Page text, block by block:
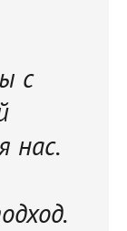
с
нас.